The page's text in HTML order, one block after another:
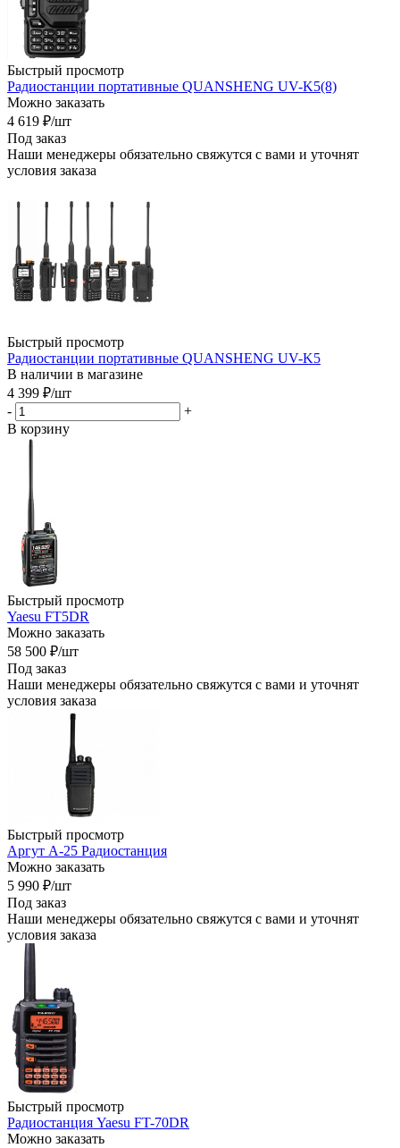
Быстрый просмотр
Радиостанции портативные QUANSHENG UV-K5(8)
Можно заказать
4 619 ₽/шт
Под заказ
Наши менеджеры обязательно свяжутся с вами и уточнят
условия заказа
Быстрый просмотр
Радиостанции портативные QUANSHENG UV-K5
В наличии в магазине
4 399 ₽/шт
-
+
В корзину
Быстрый просмотр
Yaesu FT5DR
Можно заказать
58 500 ₽/шт
Под заказ
Наши менеджеры обязательно свяжутся с вами и уточнят
условия заказа
Быстрый просмотр
Аргут А-25 Радиостанция
Можно заказать
5 990 ₽/шт
Под заказ
Наши менеджеры обязательно свяжутся с вами и уточнят
условия заказа
Быстрый просмотр
Радиостанция Yaesu FT-70DR
Можно заказать